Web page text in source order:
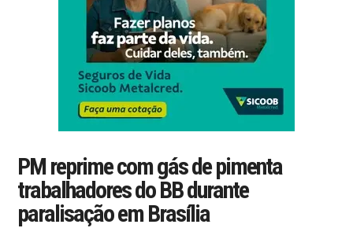
PM reprime com gás de pimenta
trabalhadores do BB durante
paralisação em Brasília